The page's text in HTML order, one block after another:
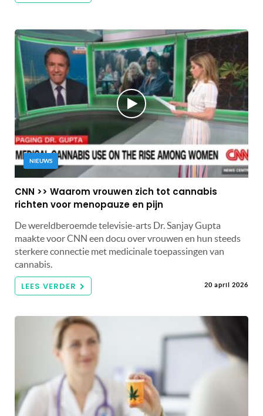
NIEUWS
CNN >> Waarom vrouwen zich tot cannabis
richten voor menopauze en pijn
De wereldberoemde televisie-arts Dr. Sanjay Gupta
maakte voor CNN een docu over vrouwen en hun steeds
sterkere connectie met medicinale toepassingen van
cannabis.
LEES VERDER 20 april 2026